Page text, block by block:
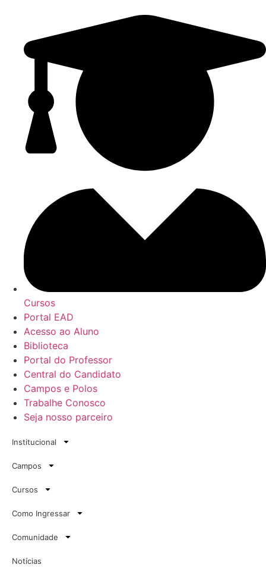
Cursos
Portal EAD
Acesso ao Aluno
Biblioteca
Portal do Professor
Central do Candidato
Campos e Polos
Trabalhe Conosco
Seja nosso parceiro
Institucional
Campos
Cursos
Como Ingressar
Comunidade
Notícias